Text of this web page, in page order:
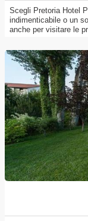
Scegli Pretoria Hotel
indimenticabile o un
anche per visitare le